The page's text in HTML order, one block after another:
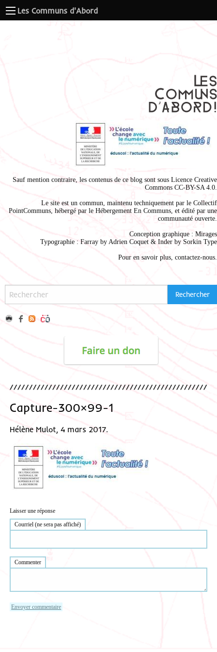
Les Communs d'Abord
Sauf mention contraire, les contenus de ce blog sont sous Licence Creative
Commons CC-BY-SA 4.0
Le site est un commun, maintenu techniquement par le Collectif
PointCommuns , hébergé par le Hébergement En Communs , et édité par une
communauté ouverte.
Conception graphique : Mirages
Typographie : Farray by Adrien Coquet & Inder by Sorkin Type
Pour en savoir plus, contactez-nous
Capture-300×99-1
Hélène Mulot, 4 mars 2017.
Laisser une réponse
Courriel (ne sera pas affiché)
Commenter